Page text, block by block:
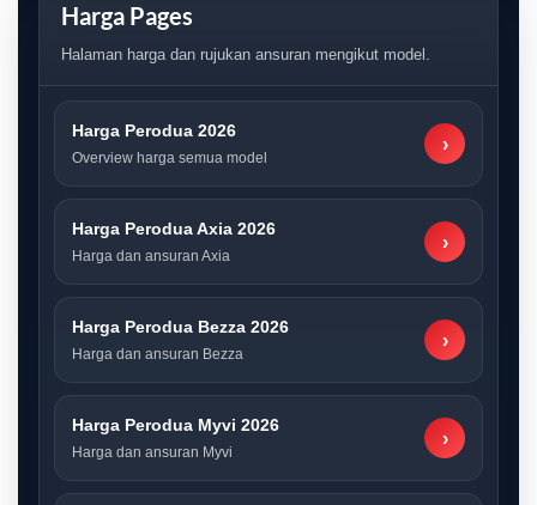
Harga Pages
Halaman harga dan rujukan ansuran mengikut model.
Harga Perodua 2026
Overview harga semua model
›
Harga Perodua Axia 2026
Harga dan ansuran Axia
›
Harga Perodua Bezza 2026
Harga dan ansuran Bezza
›
Harga Perodua Myvi 2026
Harga dan ansuran Myvi
›